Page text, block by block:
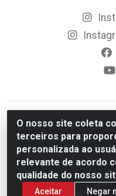
O nosso site coleta
terceiros para
personalizada ao
relevante de acordo
qualidade do nosso
Aceitar Negar
© 2023 Rally Motos
Razão Social: Rally
transportadora de peças
Rua Vigário Calixto